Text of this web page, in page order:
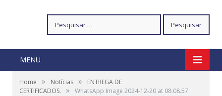
por:
MENU
Home » Notícias »
ENTREGA DE
CERTIFICADOS.
» WhatsApp Image 2024-12-20 at 08.08.57